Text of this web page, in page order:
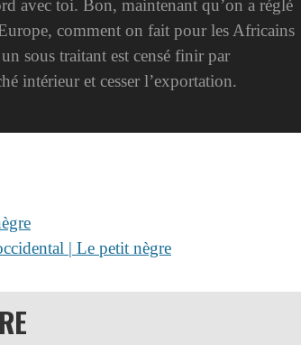
avec toi. Bon, maintenant qu’on a réglé
comment on fait pour les Africains
sous traitant est censé finir par
intérieur et cesser l’exportation.
| Le petit nègre